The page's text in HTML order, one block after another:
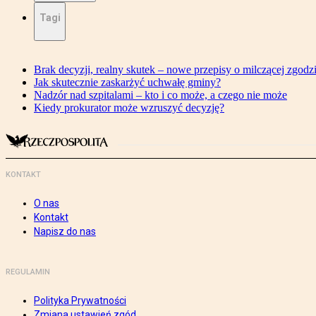
Tagi
Brak decyzji, realny skutek – nowe przepisy o milczącej
Jak skutecznie zaskarżyć uchwałę gminy?
Nadzór nad szpitalami – kto i co może, a czego nie może
Kiedy prokurator może wzruszyć decyzję?
KONTAKT
O nas
Kontakt
Napisz do nas
REGULAMIN
Polityka Prywatności